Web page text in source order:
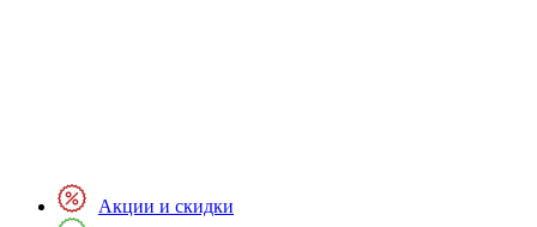
Акции и скидки